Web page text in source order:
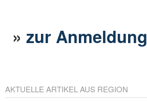
»zur Anmeldung
AKTUELLE ARTIKEL AUS REGION